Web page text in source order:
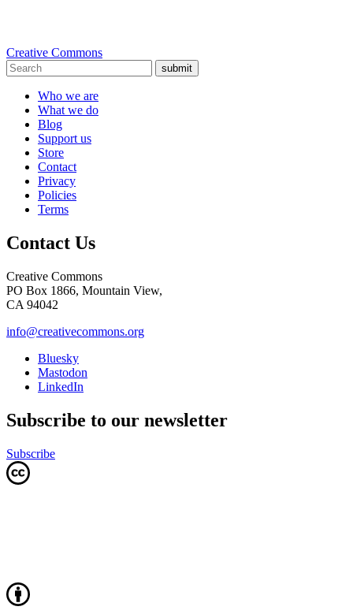
Creative Commons
submit
Who we are
What we do
Blog
Support us
Store
Contact
Privacy
Policies
Terms
Contact Us
Creative Commons
PO Box 1866, Mountain View,
CA 94042
info@creativecommons.org
Bluesky
Mastodon
LinkedIn
Subscribe to our newsletter
Subscribe